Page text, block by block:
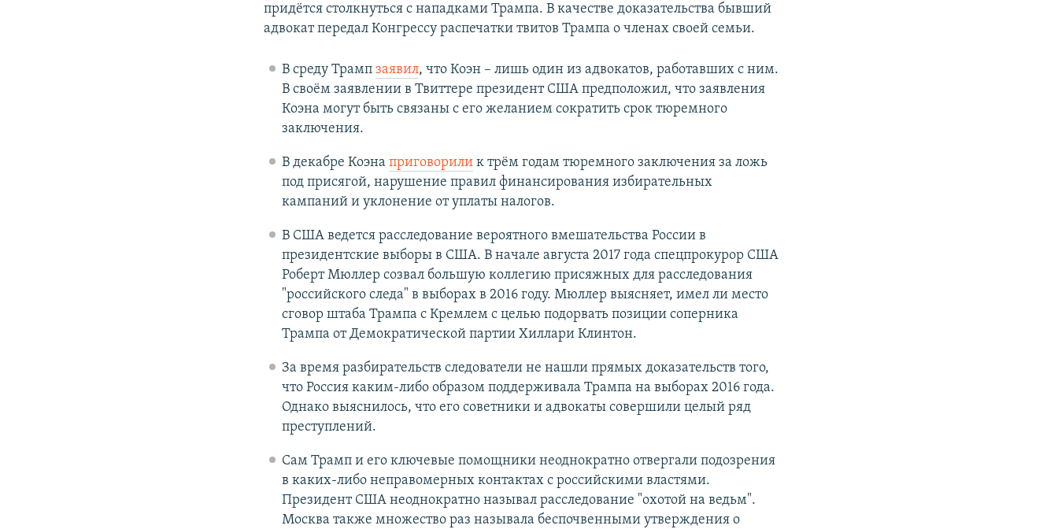
придётся столкнуться с нападками Трампа. В качестве доказательства бывший
адвокат передал Конгрессу распечатки твитов Трампа о членах своей семьи.
В среду Трамп заявил, что Коэн – лишь один из адвокатов, работавших с ним.
В своём заявлении в Твиттере президент США предположил, что заявления
Коэна могут быть связаны с его желанием сократить срок тюремного
заключения.
В декабре Коэна приговорилик трём годам тюремного заключения за ложь
под присягой, нарушение правил финансирования избирательных
кампаний и уклонение от уплаты налогов.
В США ведется расследование вероятного вмешательства России в
президентские выборы в США. В начале августа 2017 года спецпрокурор США
Роберт Мюллер созвал большую коллегию присяжных для расследования
"российского следа" в выборах в 2016 году. Мюллер выясняет, имел ли место
сговор штаба Трампа с Кремлем с целью подорвать позиции соперника
Трампа от Демократической партии Хиллари Клинтон.
За время разбирательств следователи не нашли прямых доказательств того,
что Россия каким-либо образом поддерживала Трампа на выборах 2016 года.
Однако выяснилось, что его советники и адвокаты совершили целый ряд
преступлений.
Сам Трамп и его ключевые помощники неоднократно отвергали подозрения
в каких-либо неправомерных контактах с российскими властями.
Президент США неоднократно называл расследование "охотой на ведьм".
Москва также множество раз называла беспочвенными утверждения о